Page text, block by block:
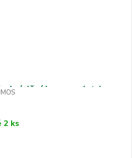
kus z veletrhu
2 ks